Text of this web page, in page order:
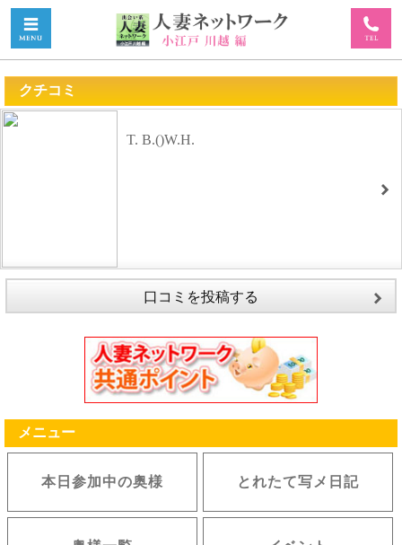
クチコミ
T. B.()W.H.
口コミを投稿する
メニュー
本日参加中の奥様 とれたて写メ日記